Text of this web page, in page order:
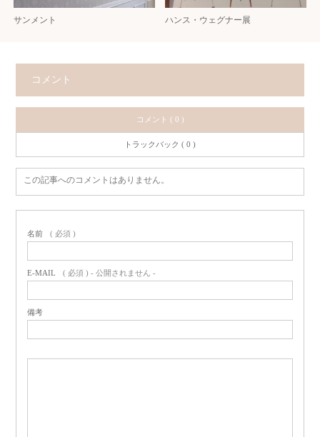
サンメント ハンス・ウェグナー展
コメント
コメント ( 0 )
トラックバック ( 0 )
この記事へのコメントはありません。
名前 ( 必須 )
E-MAIL ( 必須 ) - 公開されません -
備考